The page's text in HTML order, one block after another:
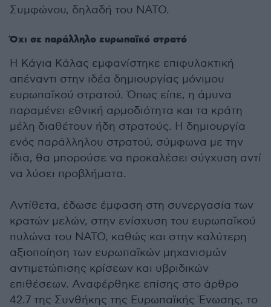
Συμφώνου, δηλαδή του ΝΑΤΟ.
Όχι σε παράλληλο ευρωπαϊκό στρατό
Η Κάγια Κάλας εμφανίστηκε επιφυλακτική
απέναντι στην ιδέα δημιουργίας μόνιμου
ευρωπαϊκού στρατού. Όπως είπε, η άμυνα
παραμένει εθνική αρμοδιότητα και τα κράτη
μέλη διαθέτουν ήδη στρατούς. Η δημιουργία
ενός παράλληλου στρατού, σύμφωνα με την
ίδια, θα μπορούσε να προκαλέσει σύγχυση αντί
να λύσει προβλήματα.
Αντίθετα, έδωσε έμφαση στη συνεργασία των
κρατών μελών, στην ενίσχυση του ευρωπαϊκού
πυλώνα του ΝΑΤΟ, καθώς και στην καλύτερη
αξιοποίηση των ευρωπαϊκών μηχανισμών
αντιμετώπισης κρίσεων και υβριδικών
επιθέσεων. Αναφέρθηκε επίσης στο άρθρο
42.7 της Συνθήκης της Ευρωπαϊκής Ένωσης, το